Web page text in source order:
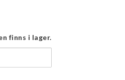
finns i lager.